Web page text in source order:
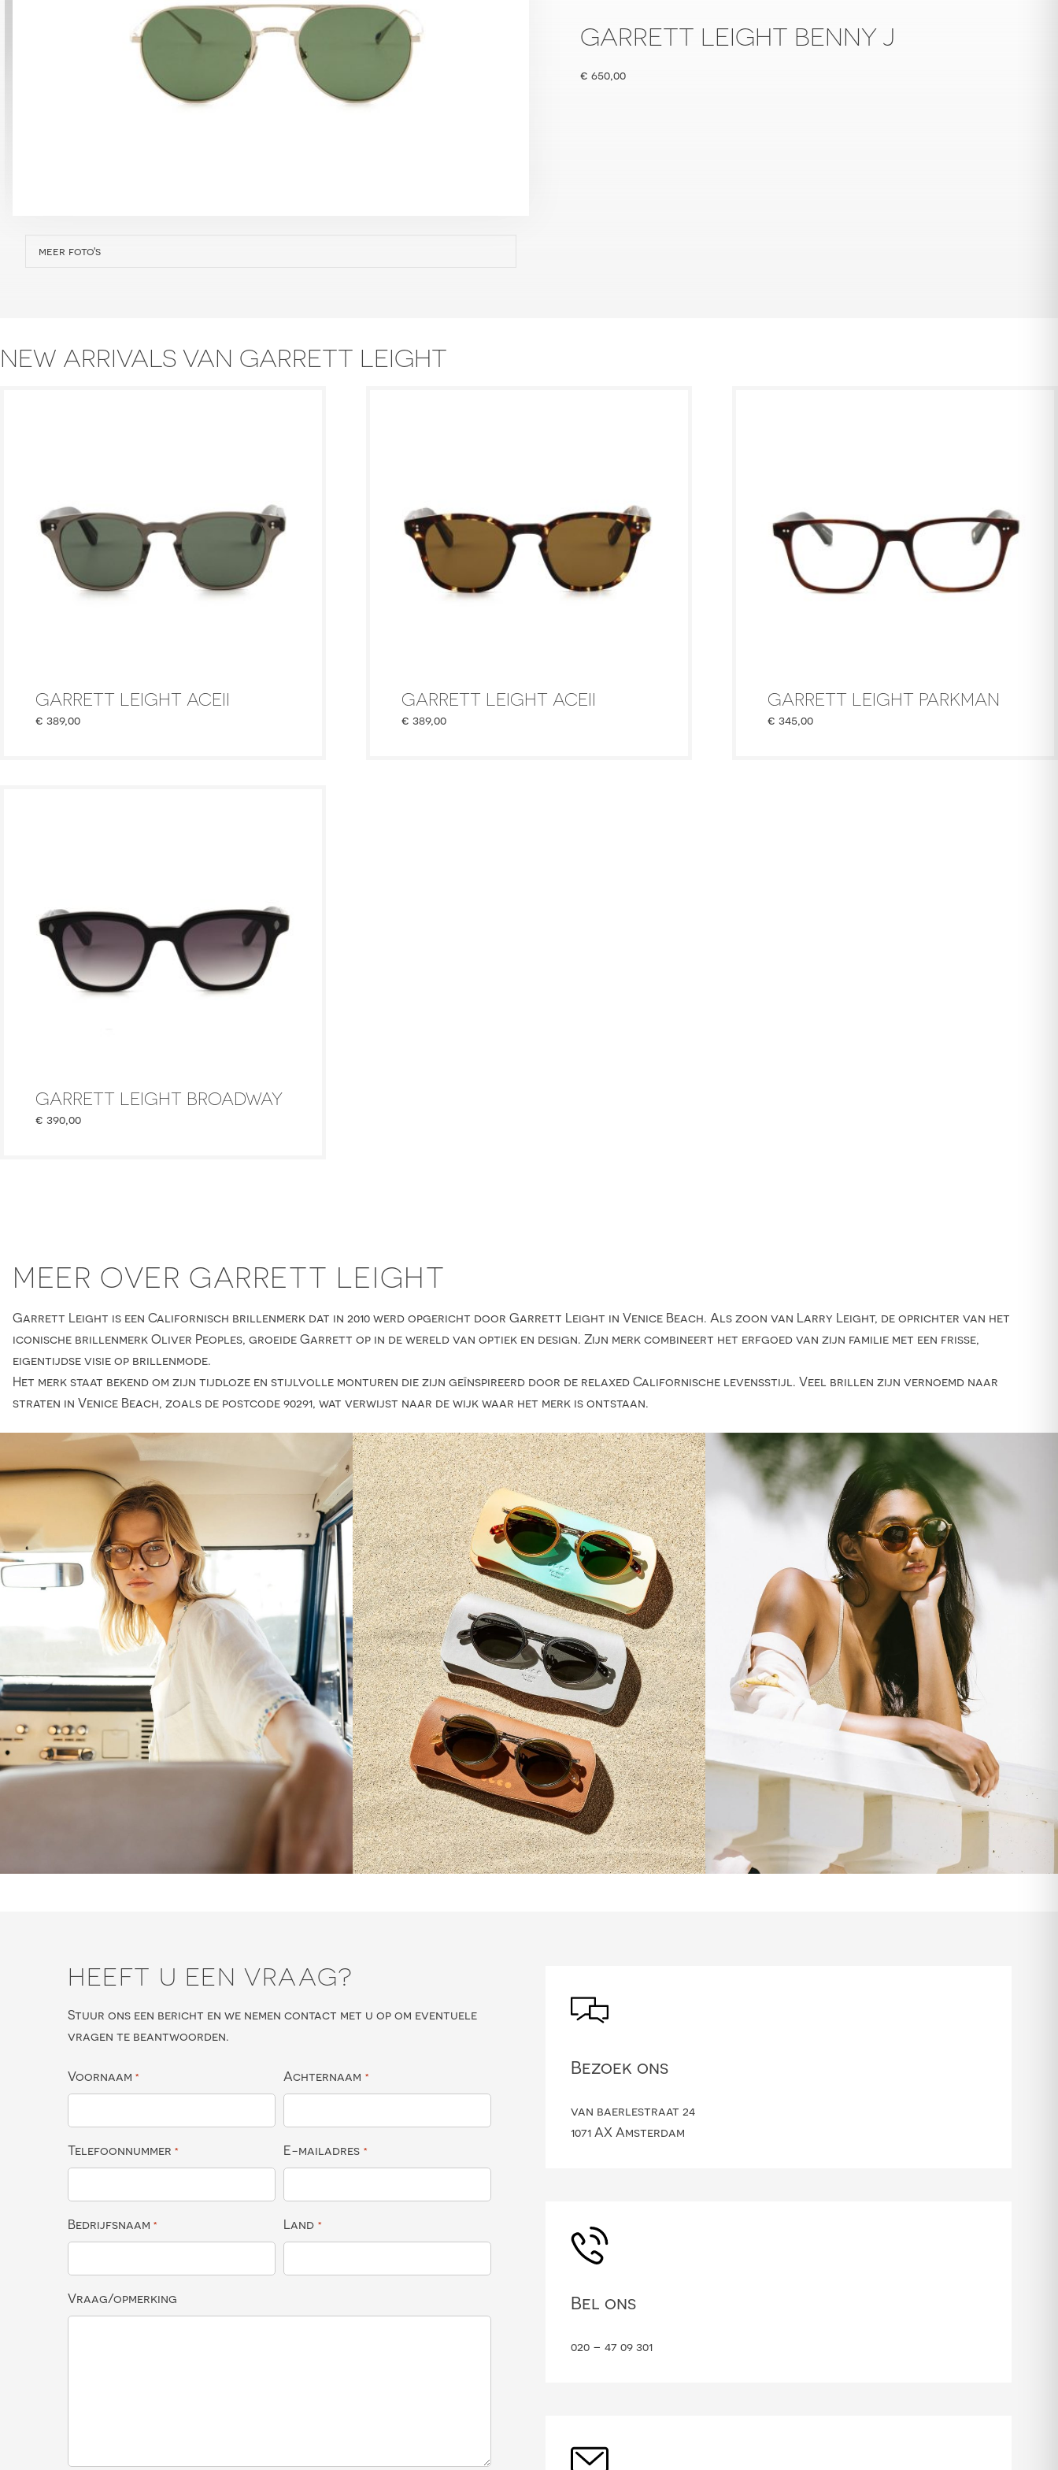
meer foto's
GARRETT LEIGHT BENNY J
€ 650,00
NEW ARRIVALS VAN GARRETT LEIGHT
GARRETT LEIGHT ACEII
€ 389,00
GARRETT LEIGHT ACEII
€ 389,00
GARRETT LEIGHT PARKMAN
€ 345,00
GARRETT LEIGHT BROADWAY
€ 390,00
MEER OVER GARRETT LEIGHT
Garrett Leight is een Californisch brillenmerk dat in 2010 werd opgericht door Garrett Leight in Venice Beach. Als zoon van Larry Leight, de oprichter van het
iconische brillenmerk Oliver Peoples, groeide Garrett op in de wereld van optiek en design. Zijn merk combineert het erfgoed van zijn familie met een frisse,
eigentijdse visie op brillenmode.
Het merk staat bekend om zijn tijdloze en stijlvolle monturen die zijn geïnspireerd door de relaxed Californische levensstijl. Veel brillen zijn vernoemd naar
straten in Venice Beach, zoals de postcode 90291, wat verwijst naar de wijk waar het merk is ontstaan.
HEEFT U EEN VRAAG?
Stuur ons een bericht en we nemen contact met u op om eventuele
vragen te beantwoorden.
Voornaam * Achternaam *
Telefoonnummer * E-mailadres *
Bedrijfsnaam * Land *
Vraag/opmerking
Bezoek ons
van baerlestraat 24
1071 AX Amsterdam
Bel ons
020 – 47 09 301